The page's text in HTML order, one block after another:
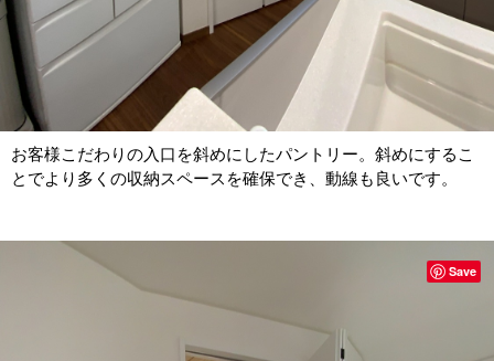
お客様こだわりの入口を斜めにしたパントリー。斜めにするこ
とでより多くの収納スペースを確保でき、動線も良いです。
Save